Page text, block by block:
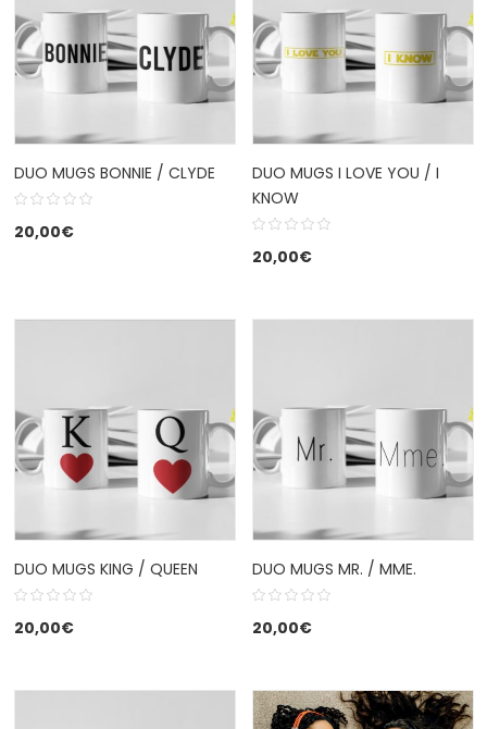
DUO MUGS BONNIE / CLYDE
20,00€
DUO MUGS I LOVE YOU / I
KNOW
20,00€
DUO MUGS KING / QUEEN
20,00€
DUO MUGS MR. / MME.
20,00€